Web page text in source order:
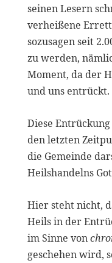
seinen Lesern
verheißene
sozusagen seit
zu werden,
Moment, da der
und uns entrückt.
Diese
den letzten
die Gemeinde
Heilshandelns
Hier steht nicht,
Heils in der
im Sinne von
geschehen wird,